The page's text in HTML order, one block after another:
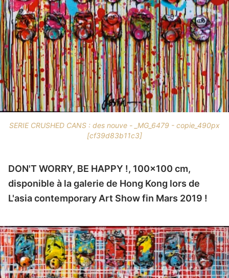
SERIE CRUSHED CANS : des nouve - _MG_6479 - copie_490px
[cf39d83b11c3]
DON'T WORRY, BE HAPPY !, 100x100 cm,
disponible à la galerie de Hong Kong lors de
L'asia contemporary Art Show fin Mars 2019 !